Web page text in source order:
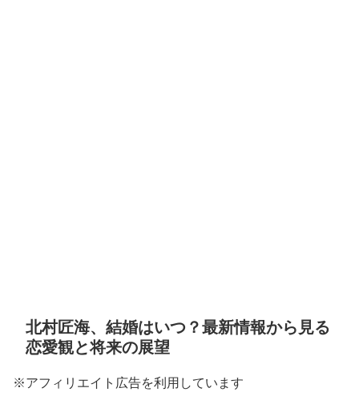
北村匠海、結婚はいつ？最新情報から見る
恋愛観と将来の展望
※アフィリエイト広告を利用しています